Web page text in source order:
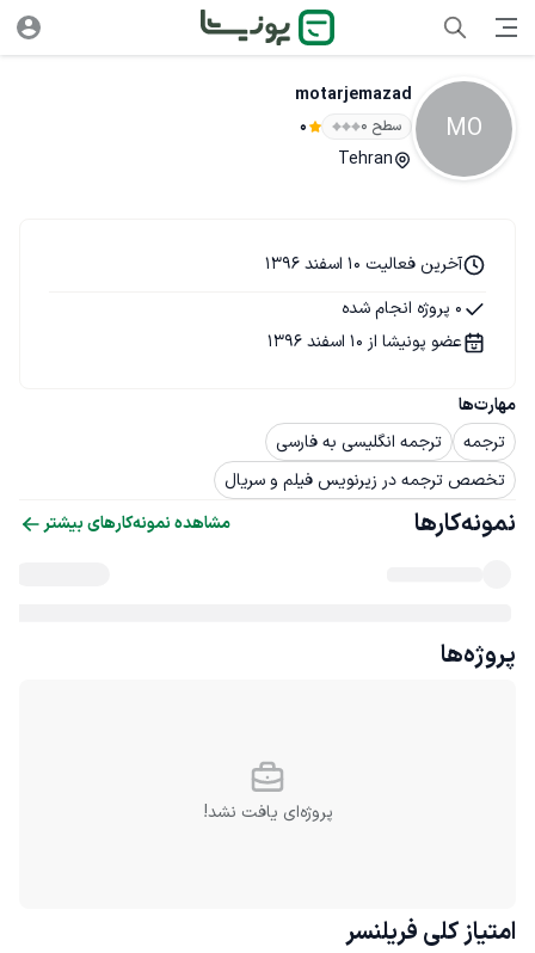
MO
motarjemazad
سطح ۰ 0
Tehran
مهارت‌ها
ترجمه
ترجمه انگلیسی به فارسی
تخصص ترجمه در زیرنویس فیلم و سریال
آخرین فعالیت 10 اسفند 1396
0 پروژه انجام شده
عضو پونیشا از 10 اسفند 1396
نمونه‌کارها مشاهده نمونه‌کارهای بیشتر
پروژه‌ها
پروژه‌ای یافت نشد!
امتیاز کلی فریلنسر